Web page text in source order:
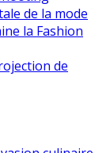
de la mode
la Fashion
de